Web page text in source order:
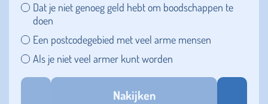
Dat je niet genoeg geld hebt om boodschappen te
doen
Een postcodegebied met veel arme mensen
Als je niet veel armer kunt worden
Nakijken